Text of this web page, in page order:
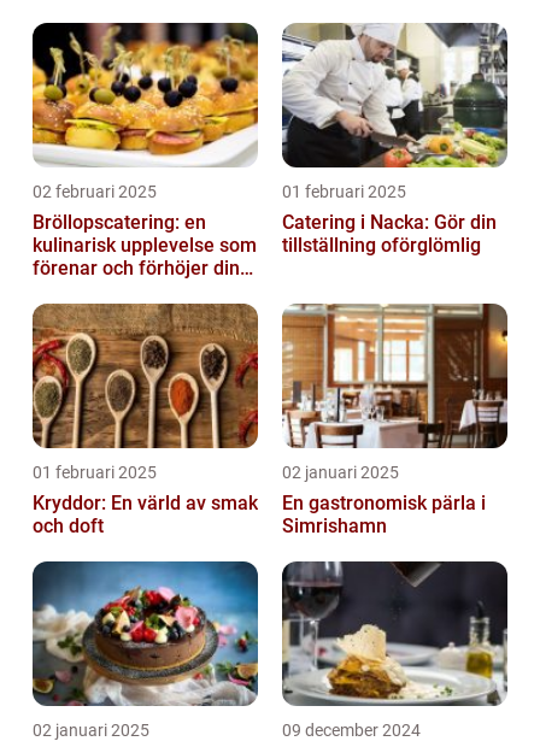
02 februari 2025
Bröllopscatering: en
kulinarisk upplevelse som
förenar och förhöjer din
01 februari 2025
Catering i Nacka: Gör din
tillställning oförglömlig
01 februari 2025
Kryddor: En värld av smak
och doft
02 januari 2025
En gastronomisk pärla i
Simrishamn
02 januari 2025 09 december 2024